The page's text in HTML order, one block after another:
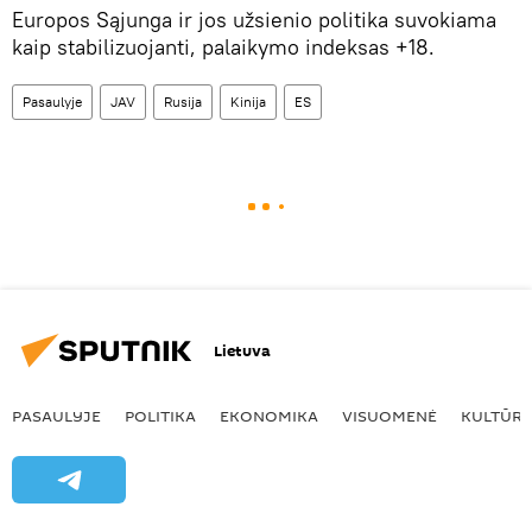
Europos Sąjunga ir jos užsienio politika suvokiama
kaip stabilizuojanti, palaikymo indeksas +18.
Pasaulyje JAV Rusija Kinija ES
Lietuva
PASAULYJE POLITIKA EKONOMIKA VISUOMENĖ KULTŪRA